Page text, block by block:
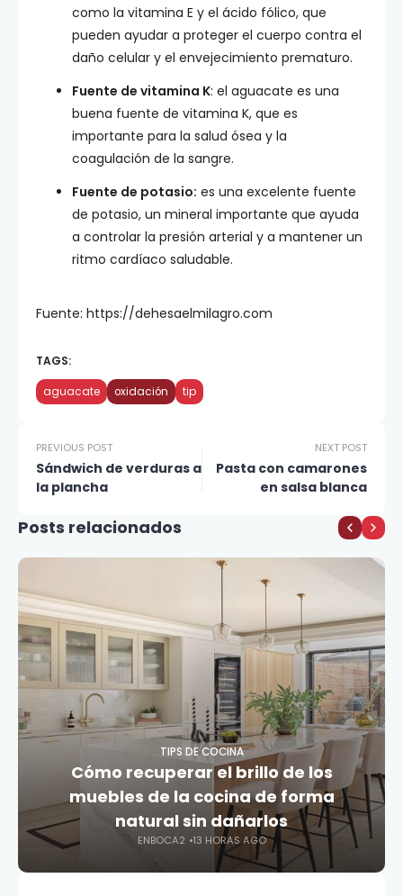
como la vitamina E y el ácido fólico, que
pueden ayudar a proteger el cuerpo contra el
daño celular y el envejecimiento prematuro.
Fuente de vitamina K: el aguacate es una
buena fuente de vitamina K, que es
importante para la salud ósea y la
coagulación de la sangre.
Fuente de potasio: es una excelente fuente
de potasio, un mineral importante que ayuda
a controlar la presión arterial y a mantener un
ritmo cardíaco saludable.
Fuente: https://dehesaelmilagro.com
TAGS:
aguacate oxidación tip
PREVIOUS POST
Sándwich de verduras a
la plancha
NEXT POST
Pasta con camarones
en salsa blanca
Posts relacionados
TIPS DE COCINA
Cómo recuperar el brillo de los
muebles de la cocina de forma
natural sin dañarlos
ENBOCA2 13 HORAS AGO